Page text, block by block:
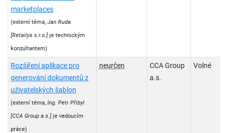
marketplaces
(externí téma, Jan Ruda
[Retailys s.r.o.]je technickým
konzultantem)
Rozšíření aplikace pro
generování dokumentů z
uživatelských šablon
(externí téma, Ing. Petr Přibyl
[CCA Group a.s.]je vedoucím
práce)
neurčen
CCA Group
a.s.
Volné